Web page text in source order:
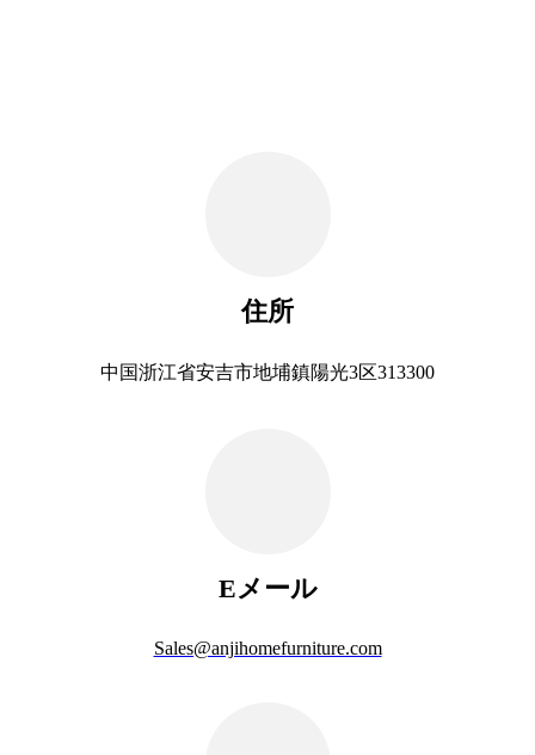
住所
中国浙江省安吉市地埔鎮陽光3区313300
Eメール
Sales@anjihomefurniture.com